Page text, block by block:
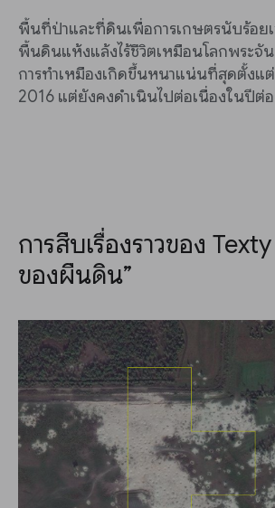
พื้นที่ป่าและที่ดินเพื่อการเกษตรนับร้อย
พื้นดินแห้งแล้งไร้ชีวิตเหมือนโลกพระจั
การทำเหมืองเกิดขึ้นหนาแน่นที่สุดตั้งแ
2016 แต่ยังคงดำเนินไปต่อเนื่องในปีต่
การสืบเรื่องราวของ Texty
ของผืนดิน”